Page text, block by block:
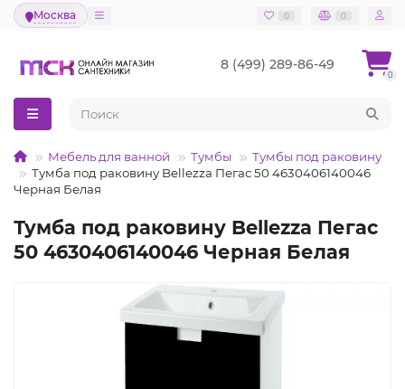
Москва 0 0
8 (499) 289-86-49
0
Мебель для ванной Тумбы
Тумбы под раковину
Тумба под раковину Bellezza Пегас 50 4630406140046
Черная Белая
Тумба под раковину Bellezza Пегас
50 4630406140046 Черная Белая